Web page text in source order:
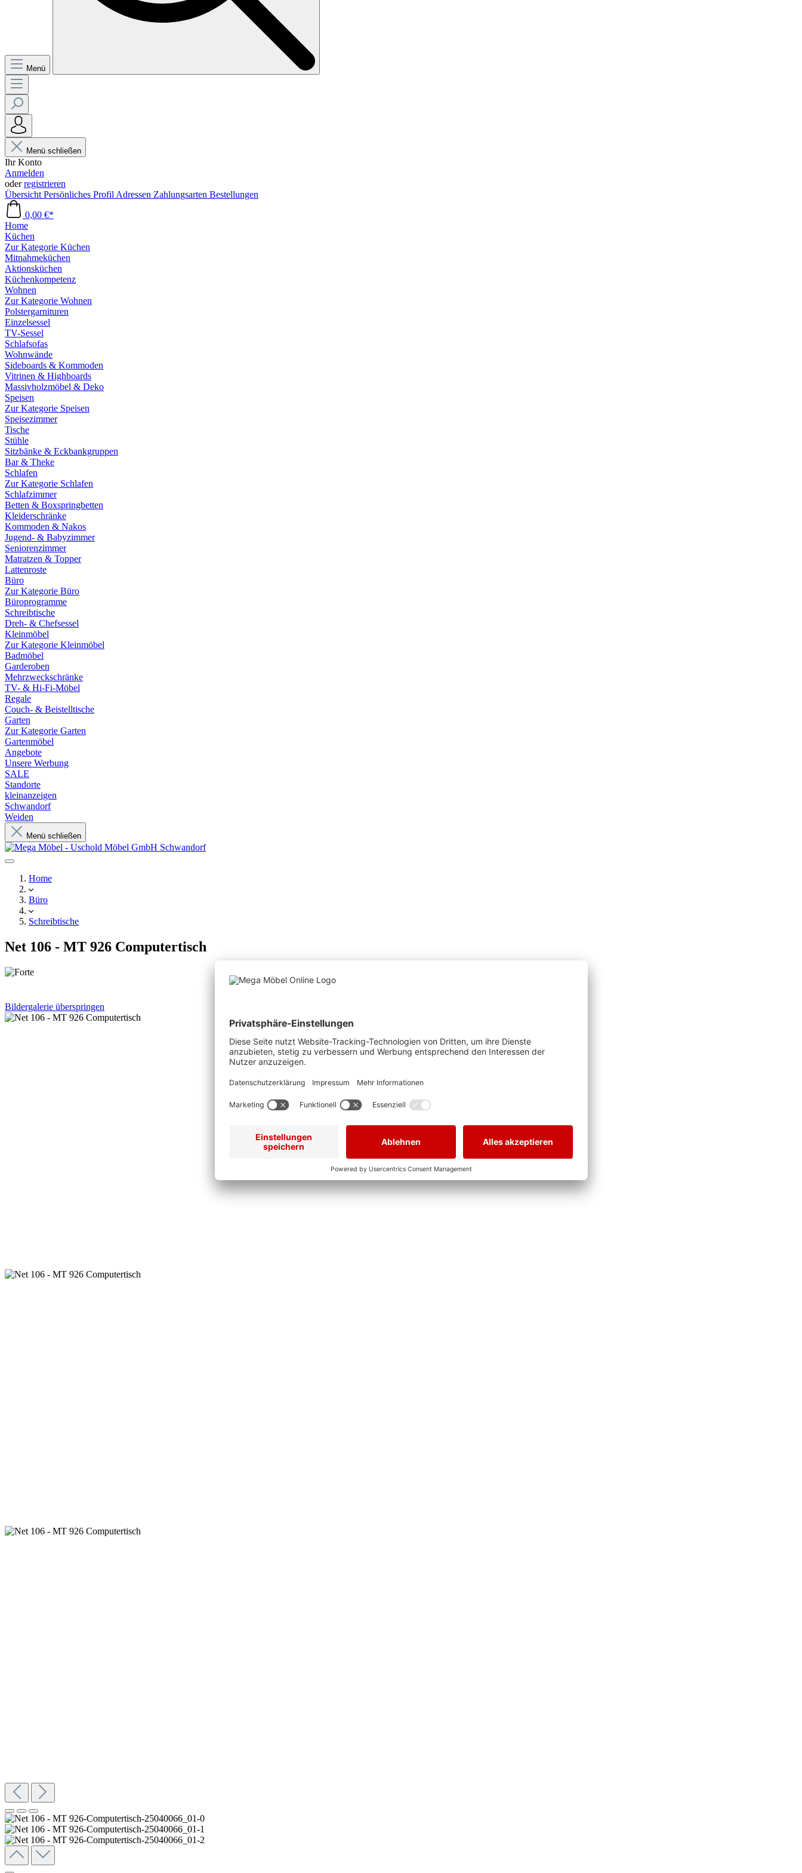
Menü
Menü schließen
Ihr Konto
Anmelden
oderregistrieren
Übersicht Persönliches Profil Adressen Zahlungsarten Bestellungen
0,00 €*
Home
Küchen
Zur Kategorie Küchen
Mitnahmeküchen
Aktionsküchen
Küchenkompetenz
Wohnen
Zur Kategorie Wohnen
Polstergarnituren
Einzelsessel
TV-Sessel
Schlafsofas
Wohnwände
Sideboards & Kommoden
Vitrinen & Highboards
Massivholzmöbel & Deko
Speisen
Zur Kategorie Speisen
Speisezimmer
Tische
Stühle
Sitzbänke & Eckbankgruppen
Bar & Theke
Schlafen
Zur Kategorie Schlafen
Schlafzimmer
Betten & Boxspringbetten
Kleiderschränke
Kommoden & Nakos
Jugend- & Babyzimmer
Seniorenzimmer
Matratzen & Topper
Lattenroste
Büro
Zur Kategorie Büro
Büroprogramme
Schreibtische
Dreh- & Chefsessel
Kleinmöbel
Zur Kategorie Kleinmöbel
Badmöbel
Garderoben
Mehrzweckschränke
TV- & Hi-Fi-Möbel
Regale
Couch- & Beistelltische
Garten
Zur Kategorie Garten
Gartenmöbel
Angebote
Unsere Werbung
SALE
Standorte
kleinanzeigen
Schwandorf
Weiden
Menü schließen
Home
Büro
Schreibtische
Net 106 - MT 926 Computertisch
Bildergalerie überspringen